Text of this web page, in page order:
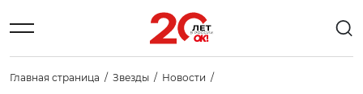
Главная страница Звезды Новости